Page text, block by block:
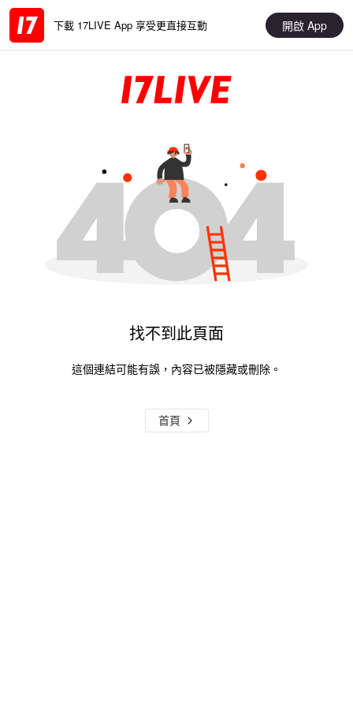
下載 17LIVE App 享受更直接互動 開啟 App
找不到此頁面
這個連結可能有誤，內容已被隱藏或刪除。
首頁